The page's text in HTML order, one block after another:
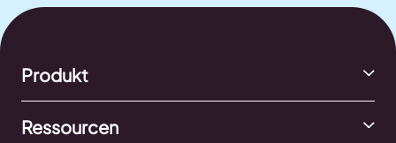
Produkt
Ressourcen